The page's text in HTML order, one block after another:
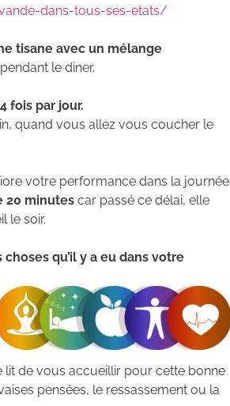
dans-tous-ses-etats/
tisane avec un mélange
pendant le diner.
fois par jour.
quand vous allez vous coucher le
votre performance dans la journée
20 minutes car passé ce délai, elle
le soir.
qu’il y a eu dans votre
lit de vous accueillir pour cette bonne
pensées, le ressassement ou la